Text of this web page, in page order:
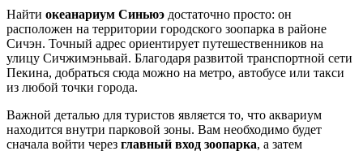
Найти океанариум Синьюэ достаточно просто: он
расположен на территории городского зоопарка в районе
Сичэн. Точный адрес ориентирует путешественников на
улицу Сичжимэньвай. Благодаря развитой транспортной сети
Пекина, добраться сюда можно на метро, автобусе или такси
из любой точки города.
Важной деталью для туристов является то, что аквариум
находится внутри парковой зоны. Вам необходимо будет
сначала войти через главный вход зоопарка, а затем